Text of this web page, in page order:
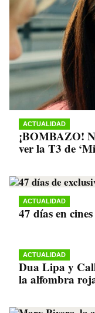
ACTUALIDAD
¡BOMBAZO!
ver la T3 de
ACTUALIDAD
47 días en
ACTUALIDAD
Dua Lipa y
la alfombra